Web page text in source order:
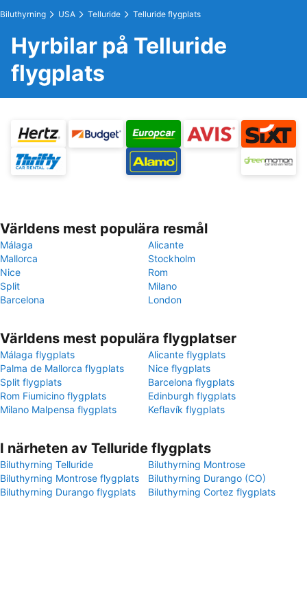
Biluthyrning USA Telluride Telluride flygplats
Hyrbilar på Telluride
flygplats
Världens mest populära resmål
Málaga
Alicante
Mallorca
Stockholm
Nice
Rom
Split
Milano
Barcelona
London
Världens mest populära flygplatser
Málaga flygplats
Alicante flygplats
Palma de Mallorca flygplats
Nice flygplats
Split flygplats
Barcelona flygplats
Rom Fiumicino flygplats
Edinburgh flygplats
Milano Malpensa flygplats
Keflavík flygplats
I närheten av Telluride flygplats
Biluthyrning Telluride
Biluthyrning Montrose
Biluthyrning Montrose flygplats
Biluthyrning Durango (CO)
Biluthyrning Durango flygplats
Biluthyrning Cortez flygplats